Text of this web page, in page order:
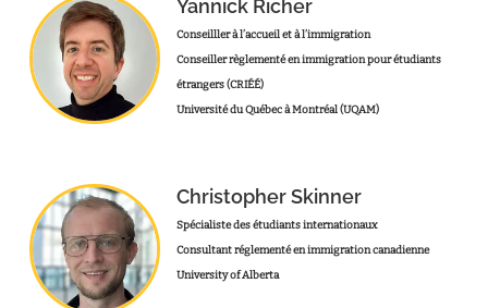
Yannick Richer
Conseilller à l’accueil et à l’immigration
Conseiller règlementé en immigration pour étudiants
étrangers (CRIÉÉ)
Université du Québec à Montréal (UQAM)
Christopher Skinner
Spécialiste des étudiants internationaux
Consultant réglementé en immigration canadienne
University of Alberta